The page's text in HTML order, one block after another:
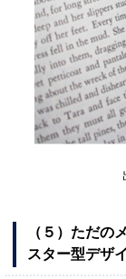
（５）ただの
スター型デザ